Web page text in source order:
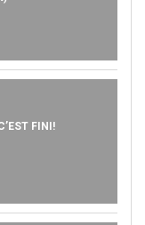
FINI!